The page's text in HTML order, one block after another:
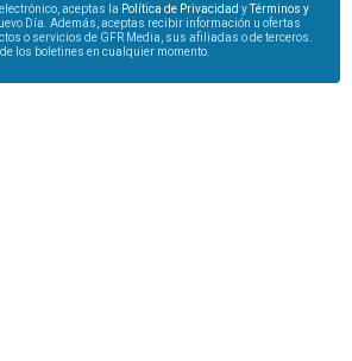
aceptas la Política de Privacidad yTérminos y
Día. Además, aceptas recibir información u ofertas
o servicios de GFR Media, sus afiliadas o de terceros.
los boletines en cualquier momento.